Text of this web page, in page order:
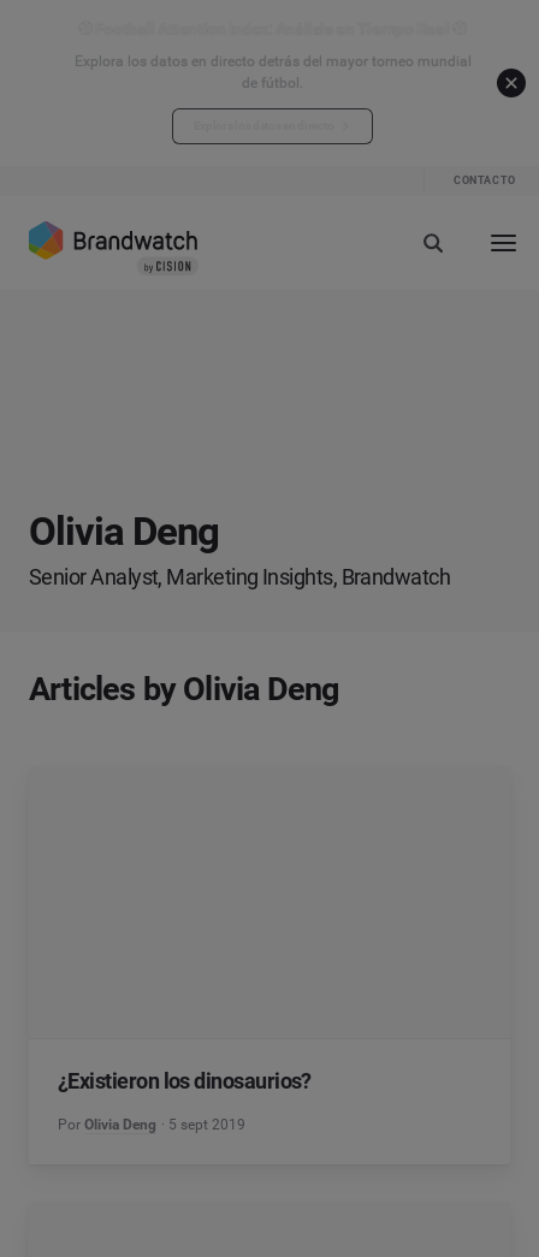
Explora los datos en directo detrás del mayor torneo mundial
de fútbol.
CONTACTO
Olivia Deng
Senior Analyst, Marketing Insights, Brandwatch
Articles by Olivia Deng
¿Existieron los dinosaurios?
Por Olivia Deng 5 sept 2019